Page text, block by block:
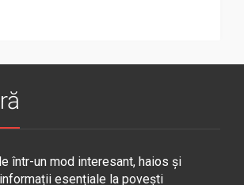
într-un mod interesant, haios și
esențiale la povești